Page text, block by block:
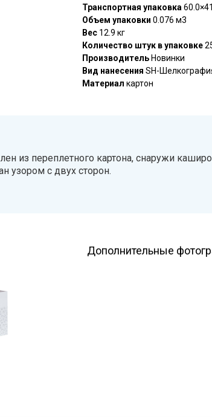
Транспортная упаковка
Объем упаковки 0.076 м3
Вес 12.9 кг
Количество штук в упаковке
Производитель Новинки
Вид нанесения SH-
Материал картон
из переплетного картона, снаружи
узором с двух сторон.
Дополнительные